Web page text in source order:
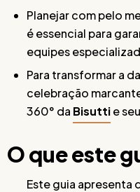
Planejar com pelo
é essencial para
equipes
Para transformar a
celebração
360° da Bisuttie
O que este
Este guia